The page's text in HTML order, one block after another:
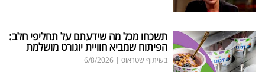
תשכחו מכל מה שידעתם על תחליפי חלב:
הפיתוח שמביא חוויית יוגורט מושלמת
בשיתוף שטראוס |
6/8/2026